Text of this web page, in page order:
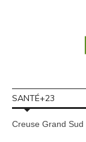
SANTÉ+23
Creuse Grand